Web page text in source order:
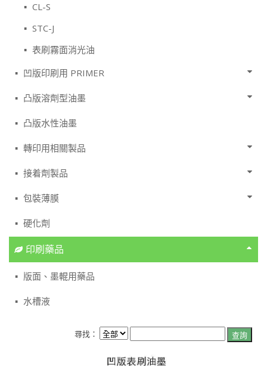
CL-S
STC-J
表刷霧面消光油
凹版印刷用 PRIMER
凸版溶劑型油墨
凸版水性油墨
轉印用相關製品
接着劑製品
包裝薄膜
硬化劑
印刷藥品
版面、墨輥用藥品
水槽液
尋找：